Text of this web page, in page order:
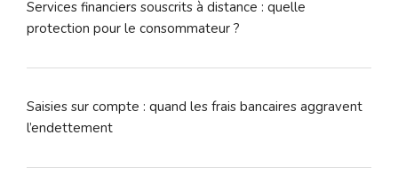
Services financiers souscrits à distance : quelle
protection pour le consommateur ?
Saisies sur compte : quand les frais bancaires aggravent
l’endettement